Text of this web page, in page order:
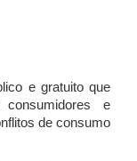
e gratuito que
e
de consumo